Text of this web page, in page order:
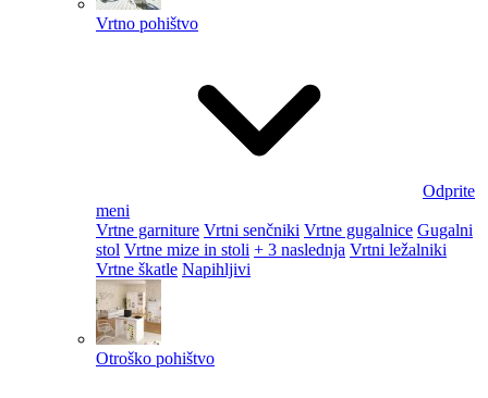
Vrtno pohištvo
Odprite
meni
Vrtne garniture Vrtni senčniki Vrtne gugalnice Gugalni
stol Vrtne mize in stoli + 3 naslednja Vrtni ležalniki
Vrtne škatle Napihljivi
Otroško pohištvo